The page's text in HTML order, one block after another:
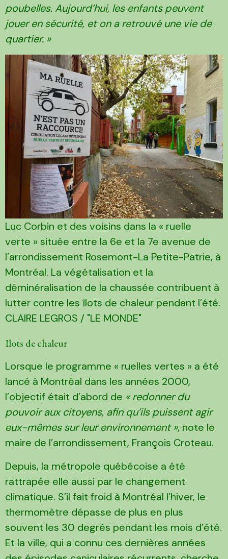
poubelles. Aujourd’hui, les enfants peuvent
jouer en sécurité, et on a retrouvé une vie de
quartier. »
Luc Corbin et des voisins dans la « ruelle
verte » située entre la 6e et la 7e avenue de
l’arrondissement Rosemont-La Petite-Patrie, à
Montréal. La végétalisation et la
déminéralisation de la chaussée contribuent à
lutter contre les îlots de chaleur pendant l’été.
CLAIRE LEGROS / "LE MONDE"
Ilots de chaleur
Lorsque le programme « ruelles vertes » a été
lancé à Montréal dans les années 2000,
l’objectif était d’abord de « redonner du
pouvoir aux citoyens, afin qu’ils puissent agir
eux-mêmes sur leur environnement », note le
maire de l’arrondissement, François Croteau.
Depuis, la métropole québécoise a été
rattrapée elle aussi par le changement
climatique. S’il fait froid à Montréal l’hiver, le
thermomètre dépasse de plus en plus
souvent les 30 degrés pendant les mois d’été.
Et la ville, qui a connu ces dernières années